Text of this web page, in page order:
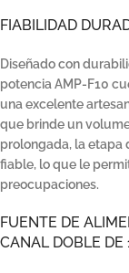
FIABILIDAD
Diseñado con
potencia AMP-F10
una excelente
que brinde un
prolongada, la etapa
fiable, lo que le
preocupaciones.
FUENTE DE
CANAL DOBLE